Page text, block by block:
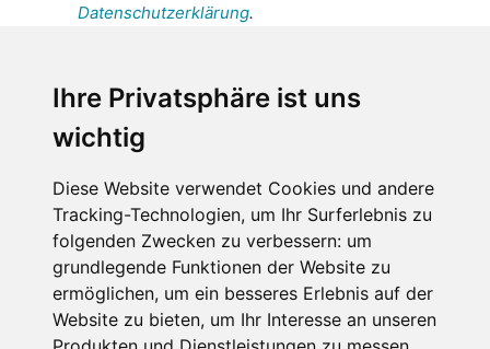
Ihre Privatsphäre ist uns
wichtig
Diese Website verwendet Cookies und andere
Tracking-Technologien, um Ihr Surferlebnis zu
folgenden Zwecken zu verbessern: um
grundlegende Funktionen der Website zu
ermöglichen, um ein besseres Erlebnis auf der
Website zu bieten, um Ihr Interesse an unseren
Datenschutzerklärung.
personenbezogenen Daten an den
Empfänger dieser Nachricht weitergeleitet
werden dürfen. Weitere Informationen und
Widerrufshinweise findest Du in der
Datenschutzerklärung.
Anfrage abschicken
Diese Seite ist durch reCAPTCHA geschützt und es